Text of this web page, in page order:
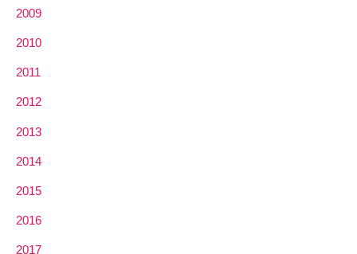
2009
2010
2011
2012
2013
2014
2015
2016
2017